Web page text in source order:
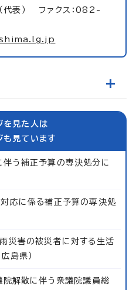
表） ファクス：082-
を見た人は
も見ています
う補正予算の専決処分に
応に係る補正予算の専決処
害の被災者に対する生活
島県）
散に伴う衆議院議員総